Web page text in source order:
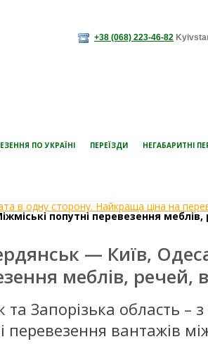
+38 (068) 223-46-82
ПО УКРАЇНІ ПЕРЕЇЗДИ НЕГАБАРИТНІ
в одну сторону. Найкраща ціна на
попутні перевезення меблів,
— Київ,
меблів, речей,
Запорізька область –
вантажів